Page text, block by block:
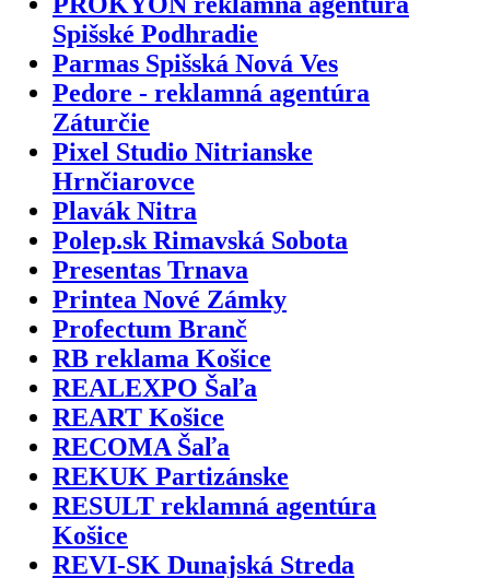
Spišské Podhradie
Parmas Spišská Nová Ves
Pedore - reklamná agentúra
Záturčie
Pixel Studio Nitrianske
Hrnčiarovce
Plavák Nitra
Polep.sk Rimavská Sobota
Presentas Trnava
Printea Nové Zámky
Profectum Branč
RB reklama Košice
REALEXPO Šaľa
REART Košice
RECOMA Šaľa
REKUK Partizánske
RESULT reklamná agentúra
Košice
REVI-SK Dunajská Streda